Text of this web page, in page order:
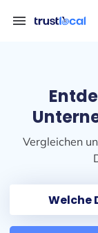
menu
Vergleichen